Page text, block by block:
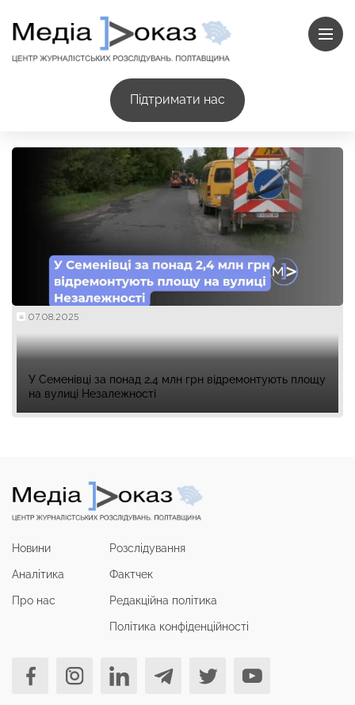
Підтримати нас
07.08.2025
У Семенівці за понад 2,4 млн грн відремонтують площу
на вулиці Незалежності
Новини
Аналітика
Про нас
Розслідування
Фактчек
Редакційна політика
Політика конфіденційності